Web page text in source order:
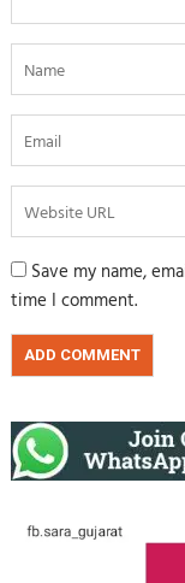
Save my name,
time I comment.